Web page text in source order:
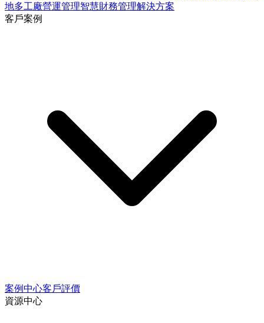
地多工廠營運管理智慧財務管理解決方案
客戶案例
案例中心客戶評價
資源中心